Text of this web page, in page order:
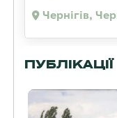
Чернігів,
ПУБЛІКАЦІЇ